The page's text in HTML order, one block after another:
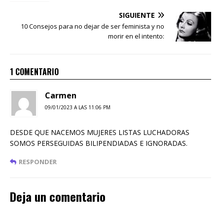
SIGUIENTE
10 Consejos para no dejar de ser feminista y no
morir en el intento:
1 COMENTARIO
Carmen
09/01/2023 A LAS 11:06 PM
DESDE QUE NACEMOS MUJERES LISTAS LUCHADORAS
SOMOS PERSEGUIDAS BILIPENDIADAS E IGNORADAS.
RESPONDER
Deja un comentario